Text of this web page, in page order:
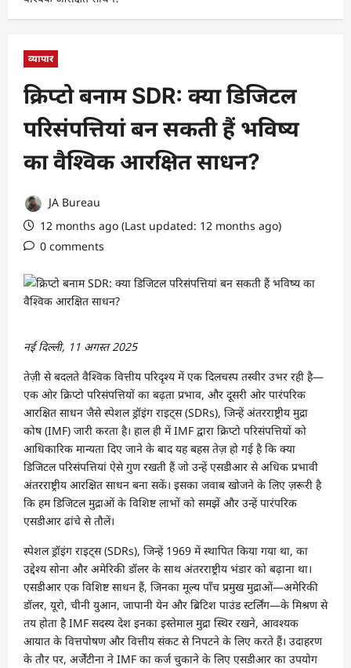
व्यापार
क्रिप्टो बनाम SDR: क्या डिजिटल
परिसंपत्तियां बन सकती हैं भविष्य
का वैश्विक आरक्षित साधन?
JA Bureau
12 months ago (Last updated: 12 months ago)
0 comments
नई दिल्ली, 11 अगस्त 2025
तेज़ी से बदलते वैश्विक वित्तीय परिदृश्य में एक दिलचस्प तस्वीर उभर रही है—
एक ओर क्रिप्टो परिसंपत्तियों का बढ़ता प्रभाव, और दूसरी ओर पारंपरिक
आरक्षित साधन जैसे स्पेशल ड्रॉइंग राइट्स (SDRs), जिन्हें अंतरराष्ट्रीय मुद्रा
कोष (IMF) जारी करता है। हाल ही में IMF द्वारा क्रिप्टो परिसंपत्तियों को
आधिकारिक मान्यता दिए जाने के बाद यह बहस तेज़ हो गई है कि क्या
डिजिटल परिसंपत्तियां ऐसे गुण रखती हैं जो उन्हें एसडीआर से अधिक प्रभावी
अंतरराष्ट्रीय आरक्षित साधन बना सकें। इसका जवाब खोजने के लिए ज़रूरी है
कि हम डिजिटल मुद्राओं के विशिष्ट लाभों को समझें और उन्हें पारंपरिक
एसडीआर ढांचे से तौलें।
स्पेशल ड्रॉइंग राइट्स (SDRs), जिन्हें 1969 में स्थापित किया गया था, का
उद्देश्य सोना और अमेरिकी डॉलर के साथ अंतरराष्ट्रीय भंडार को बढ़ाना था।
एसडीआर एक विशिष्ट साधन हैं, जिनका मूल्य पाँच प्रमुख मुद्राओं—अमेरिकी
डॉलर, यूरो, चीनी युआन, जापानी येन और ब्रिटिश पाउंड स्टर्लिंग—के मिश्रण से
तय होता है IMF सदस्य देश इनका इस्तेमाल मुद्रा स्थिर रखने, आवश्यक
आयात के वित्तपोषण और वित्तीय संकट से निपटने के लिए करते हैं। उदाहरण
के तौर पर, अर्जेंटीना ने IMF का कर्ज चुकाने के लिए एसडीआर का उपयोग